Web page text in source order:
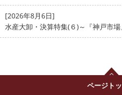
[2026年8月6日]
水産大卸・決算特集(６)～『神戸市
ページト